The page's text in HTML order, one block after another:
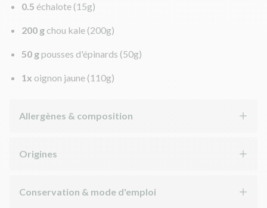
0.5 échalote (15g)
200 g chou kale (200g)
50 gpousses d'épinards (50g)
1x oignon jaune (110g)
Allergènes & composition
Origines
Conservation & mode d'emploi